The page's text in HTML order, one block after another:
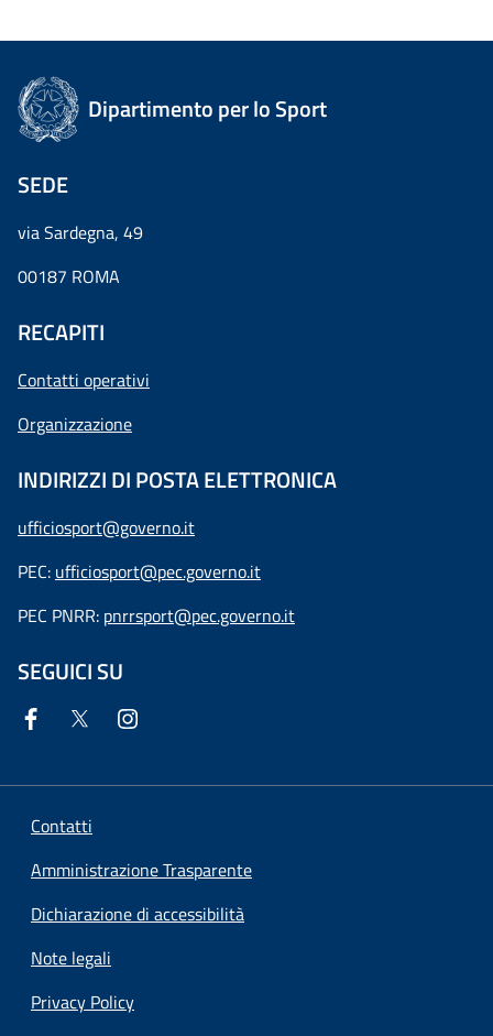
Dipartimento per lo Sport
SEDE
via Sardegna, 49
00187 ROMA
RECAPITI
Contatti operativi
Organizzazione
INDIRIZZI DI POSTA ELETTRONICA
ufficiosport@governo.it
PEC: ufficiosport@pec.governo.it
PEC PNRR: pnrrsport@pec.governo.it
SEGUICI SU
Contatti
Amministrazione Trasparente
Dichiarazione di accessibilità
Note legali
Privacy Policy